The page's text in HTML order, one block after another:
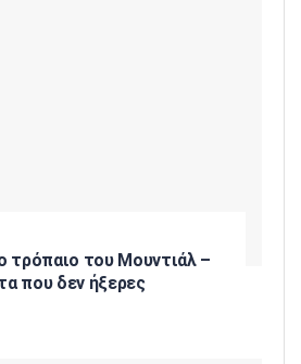
τρόπαιο του Μουντιάλ –
που δεν ήξερες